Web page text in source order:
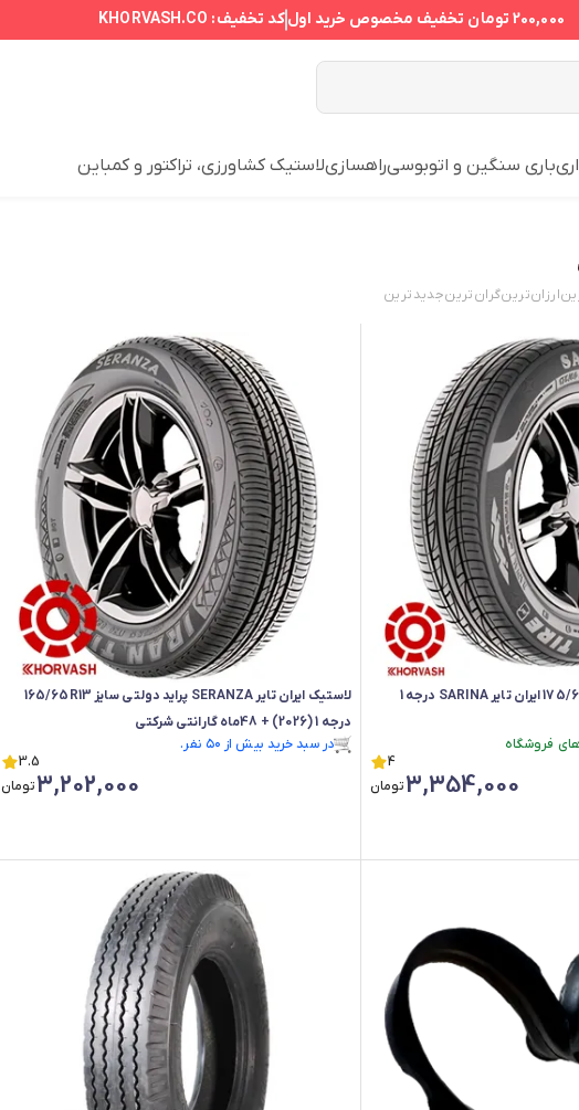
200,000 تومان تخفیف مخصوص خرید اولکد تخفیف: KHORVASH.CO
باری سنگین و اتوبوسیراهسازیلاستیک کشاورزی، تراکتور و کمباین
ارزان‌ترینگران‌ترینجدید‌ترین
لاستیک پراید دولتی 175/60/13 ایران تایر SARINA درجه 1
4
3,354,000تومان
لاستیک ایران تایر SERANZA پراید دولتی سایز 165/65R13
درجه 1 (2026) + 48ماه گارانتی شرکتی
رتبه ۴ در پرفروش‌ترین‌های فروشگاه
3.5
3,202,000تومان